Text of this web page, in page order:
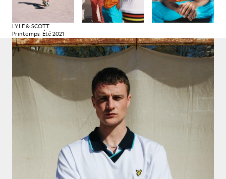
LYLE & SCOTT
Printemps-Été 2021